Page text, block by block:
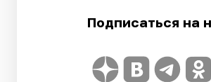
Подписаться на